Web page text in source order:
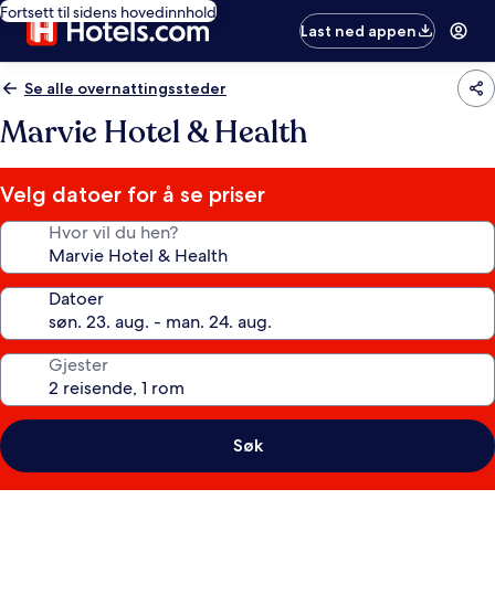
Fortsett til sidens hovedinnhold
Last ned appen
Se alle overnattingssteder
Marvie Hotel & Health
Velg datoer for å se priser
Hvor vil du hen?
Datoer
Gjester
Søk